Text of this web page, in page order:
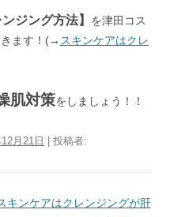
ジング方法】 を津田コス
きます！(→ スキンケアはクレ
肌対策をしましょう！！
月21日 | 投稿者:
キンケアはクレンジングが肝